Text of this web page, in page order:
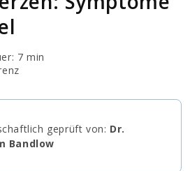
7 min
geprüft von: Dr.
Bandlow